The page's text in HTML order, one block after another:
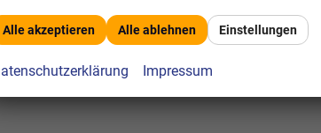
der
AssistentenmitMüdigkeitswarner
Alle akzeptieren Alle ablehnen Einstellungen
Impressum